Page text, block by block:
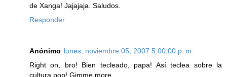
de Xanga! Jajajaja. Saludos.
Responder
Anónimo lunes, noviembre 05, 2007 5:00:00 p. m.
Right on, bro! Bien tecleado, papa! Así teclea sobre la
cultura pop! Gimme more...